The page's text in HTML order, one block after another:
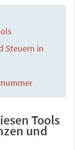
Steuern in
Tools
und